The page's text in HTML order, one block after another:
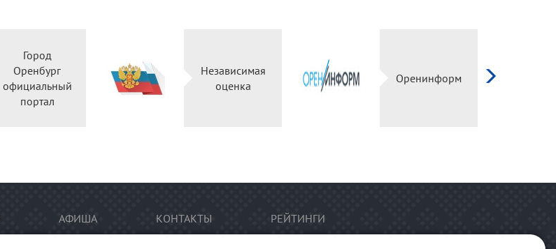
Город
Оренбург
официальный
портал
Независимая
оценка
Оренинформ
АФИША КОНТАКТЫ РЕЙТИНГИ